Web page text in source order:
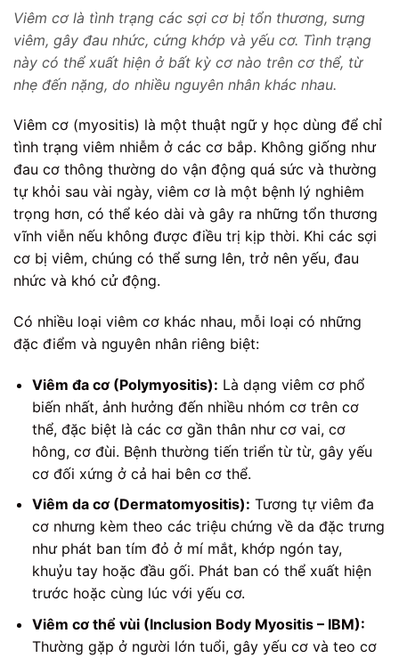
Viêm cơ là tình trạng các sợi cơ bị tổn thương, sưng
viêm, gây đau nhức, cứng khớp và yếu cơ. Tình trạng
này có thể xuất hiện ở bất kỳ cơ nào trên cơ thể, từ
nhẹ đến nặng, do nhiều nguyên nhân khác nhau.
Viêm cơ (myositis) là một thuật ngữ y học dùng để chỉ
tình trạng viêm nhiễm ở các cơ bắp. Không giống như
đau cơ thông thường do vận động quá sức và thường
tự khỏi sau vài ngày, viêm cơ là một bệnh lý nghiêm
trọng hơn, có thể kéo dài và gây ra những tổn thương
vĩnh viễn nếu không được điều trị kịp thời. Khi các sợi
cơ bị viêm, chúng có thể sưng lên, trở nên yếu, đau
nhức và khó cử động.
Có nhiều loại viêm cơ khác nhau, mỗi loại có những
đặc điểm và nguyên nhân riêng biệt:
Viêm đa cơ (Polymyositis): Là dạng viêm cơ phổ
biến nhất, ảnh hưởng đến nhiều nhóm cơ trên cơ
thể, đặc biệt là các cơ gần thân như cơ vai, cơ
hông, cơ đùi. Bệnh thường tiến triển từ từ, gây yếu
cơ đối xứng ở cả hai bên cơ thể.
Viêm da cơ (Dermatomyositis): Tương tự viêm đa
cơ nhưng kèm theo các triệu chứng về da đặc trưng
như phát ban tím đỏ ở mí mắt, khớp ngón tay,
khuỷu tay hoặc đầu gối. Phát ban có thể xuất hiện
trước hoặc cùng lúc với yếu cơ.
Viêm cơ thể vùi (Inclusion Body Myositis – IBM):
Thường gặp ở người lớn tuổi, gây yếu cơ và teo cơ